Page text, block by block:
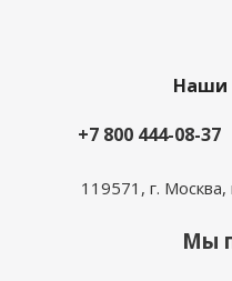
Наши
+7 800 444-08-37
119571, г. Москва,
Мы